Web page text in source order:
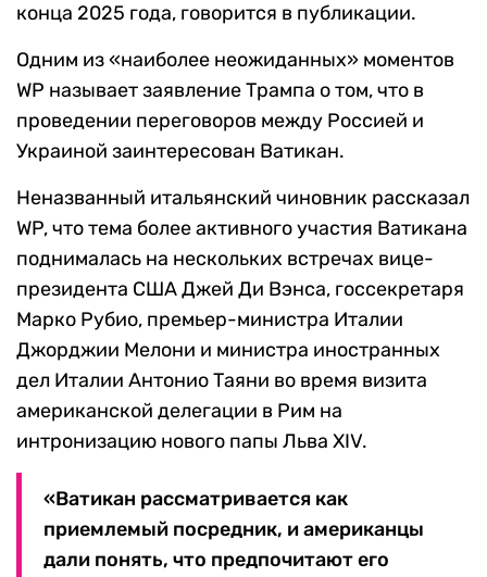
конца 2025 года, говорится в публикации.
Одним из «наиболее неожиданных» моментов
WP называет заявление Трампа о том, что в
проведении переговоров между Россией и
Украиной заинтересован Ватикан.
Неназванный итальянский чиновник рассказал
WP, что тема более активного участия Ватикана
поднималась на нескольких встречах вице-
президента США Джей Ди Вэнса, госсекретаря
Марко Рубио, премьер-министра Италии
Джорджии Мелони и министра иностранных
дел Италии Антонио Таяни во время визита
американской делегации в Рим на
интронизацию нового папы Льва XIV.
«Ватикан рассматривается как
приемлемый посредник, и американцы
дали понять, что предпочитают его